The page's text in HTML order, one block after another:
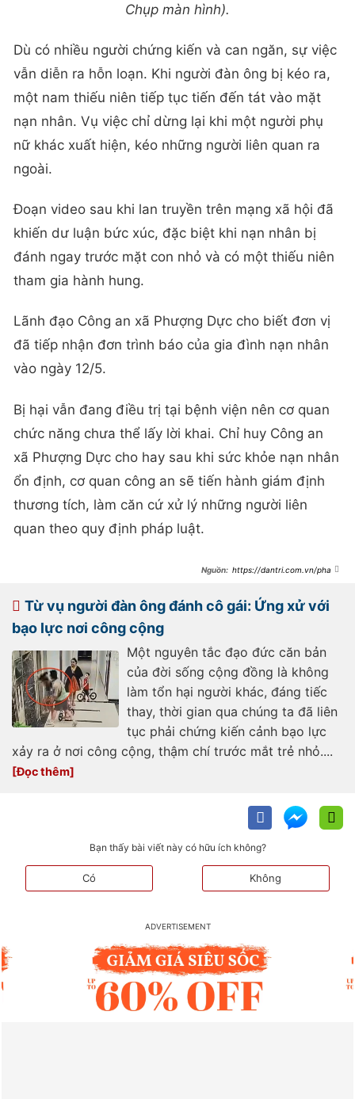
Chụp màn hình).
Dù có nhiều người chứng kiến và can ngăn, sự việc
vẫn diễn ra hỗn loạn. Khi người đàn ông bị kéo ra,
một nam thiếu niên tiếp tục tiến đến tát vào mặt
nạn nhân. Vụ việc chỉ dừng lại khi một người phụ
nữ khác xuất hiện, kéo những người liên quan ra
ngoài.
Đoạn video sau khi lan truyền trên mạng xã hội đã
khiến dư luận bức xúc, đặc biệt khi nạn nhân bị
đánh ngay trước mặt con nhỏ và có một thiếu niên
tham gia hành hung.
Lãnh đạo Công an xã Phượng Dực cho biết đơn vị
đã tiếp nhận đơn trình báo của gia đình nạn nhân
vào ngày 12/5.
Bị hại vẫn đang điều trị tại bệnh viện nên cơ quan
chức năng chưa thể lấy lời khai. Chỉ huy Công an
xã Phượng Dực cho hay sau khi sức khỏe nạn nhân
ổn định, cơ quan công an sẽ tiến hành giám định
thương tích, làm căn cứ xử lý những người liên
quan theo quy định pháp luật.
https://dantri.com.vn/phap-
o-ha-noi-20260513194058435.htm
Từ vụ người đàn ông đánh cô gái: Ứng xử với
bạo lực nơi công cộng
Một nguyên tắc đạo đức căn bản
của đời sống cộng đồng là không
làm tổn hại người khác, đáng tiếc
thay, thời gian qua chúng ta đã liên
tục phải chứng kiến cảnh bạo lực
xảy ra ở nơi công cộng, thậm chí trước mắt trẻ nhỏ....
Bạn thấy bài viết này có hữu ích không?
Có Không